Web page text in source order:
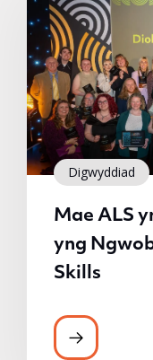
Digwyddiad
Mae ALS
yng
Skills